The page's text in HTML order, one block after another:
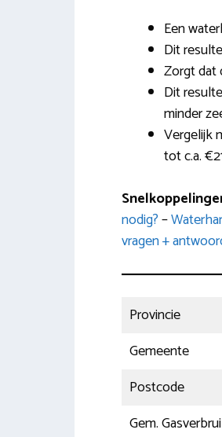
Een
Dit
Zorgt dat
Dit
minder
Vergelijk
tot c.a.
nodig?–
vragen +
Provincie
Gemeente
Postcode
Gem.